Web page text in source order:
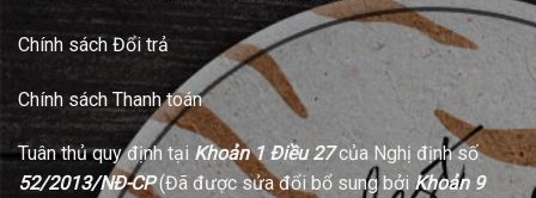
Chính sách Đổi trả
Chính sách Thanh toán
Tuân thủ quy định tại Khoản 1 Điều 27của Nghị định số
52/2013/NĐ-CP(Đã được sửa đổi bổ sung bởi Khoản 9